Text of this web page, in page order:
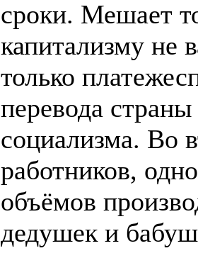
сроки. Мешает
капитализму
только
перевода
социализма. Во
работников,
объёмов
дедушек и